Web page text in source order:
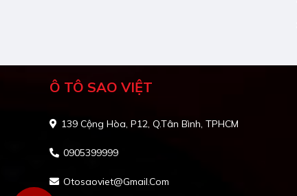
Ô TÔ SAO VIỆT
139 Cộng Hòa, P12, Q.Tân Bình, TPHCM
0905399999
Otosaoviet@gmail.com